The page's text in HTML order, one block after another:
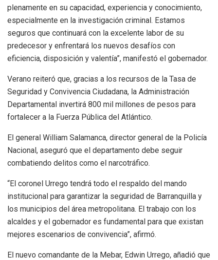
plenamente en su capacidad, experiencia y conocimiento,
especialmente en la investigación criminal. Estamos
seguros que continuará con la excelente labor de su
predecesor y enfrentará los nuevos desafíos con
eficiencia, disposición y valentía”, manifestó el gobernador.
Verano reiteró que, gracias a los recursos de la Tasa de
Seguridad y Convivencia Ciudadana, la Administración
Departamental invertirá 800 mil millones de pesos para
fortalecer a la Fuerza Pública del Atlántico.
El general William Salamanca, director general de la Policía
Nacional, aseguró que el departamento debe seguir
combatiendo delitos como el narcotráfico.
“El coronel Urrego tendrá todo el respaldo del mando
institucional para garantizar la seguridad de Barranquilla y
los municipios del área metropolitana. El trabajo con los
alcaldes y el gobernador es fundamental para que existan
mejores escenarios de convivencia”, afirmó.
El nuevo comandante de la Mebar, Edwin Urrego, añadió que